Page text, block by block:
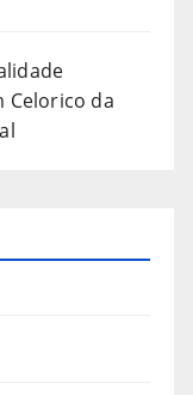
Celorico da